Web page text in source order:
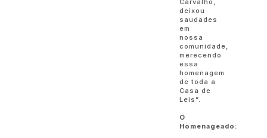
Carvalho,
deixou
saudades
em
nossa
comunidade,
merecendo
essa
homenagem
de toda a
Casa de
Leis”.
O
Homenageado: